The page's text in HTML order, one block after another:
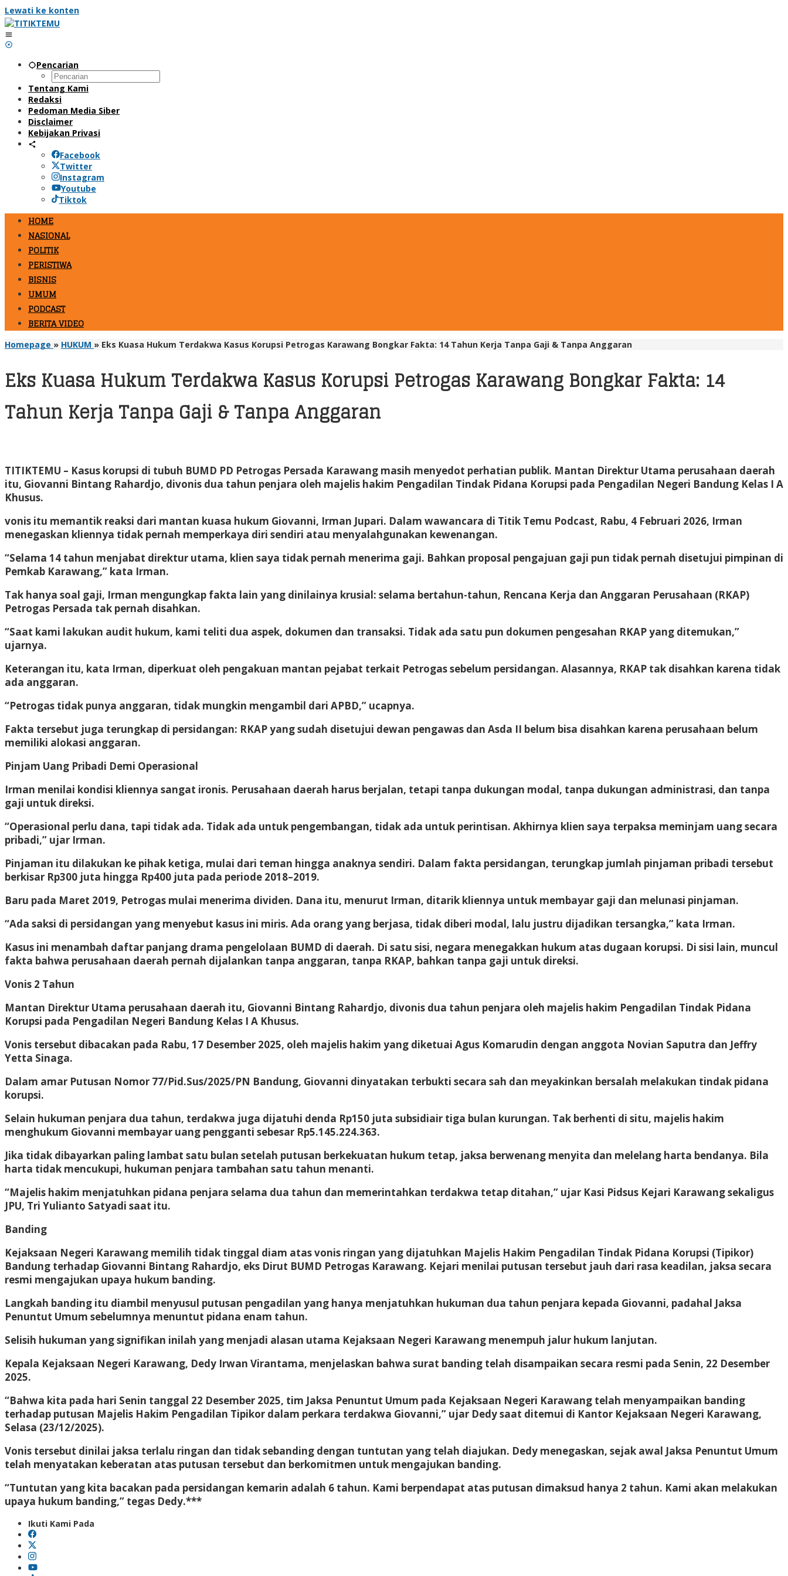
Lewati ke konten
Pencarian
Tentang Kami
Redaksi
Pedoman Media Siber
Disclaimer
Kebijakan Privasi
Facebook
Twitter
Instagram
Youtube
Tiktok
HOME
NASIONAL
POLITIK
PERISTIWA
BISNIS
UMUM
PODCAST
BERITA VIDEO
Homepage » HUKUM » Eks Kuasa Hukum Terdakwa Kasus Korupsi Petrogas Karawang Bongkar Fakta: 14 Tahun Kerja Tanpa Gaji & Tanpa Anggaran
Eks Kuasa Hukum Terdakwa Kasus Korupsi Petrogas Karawang Bongkar Fakta: 14
Tahun Kerja Tanpa Gaji & Tanpa Anggaran
TITIKTEMU – Kasus korupsi di tubuh BUMD PD Petrogas Persada Karawang masih menyedot perhatian publik. Mantan Direktur Utama perusahaan daerah
itu, Giovanni Bintang Rahardjo, divonis dua tahun penjara oleh majelis hakim Pengadilan Tindak Pidana Korupsi pada Pengadilan Negeri Bandung Kelas I A
Khusus.
vonis itu memantik reaksi dari mantan kuasa hukum Giovanni, Irman Jupari. Dalam wawancara di Titik Temu Podcast, Rabu, 4 Februari 2026, Irman
menegaskan kliennya tidak pernah memperkaya diri sendiri atau menyalahgunakan kewenangan.
“Selama 14 tahun menjabat direktur utama, klien saya tidak pernah menerima gaji. Bahkan proposal pengajuan gaji pun tidak pernah disetujui pimpinan di
Pemkab Karawang,” kata Irman.
Tak hanya soal gaji, Irman mengungkap fakta lain yang dinilainya krusial: selama bertahun-tahun, Rencana Kerja dan Anggaran Perusahaan (RKAP)
Petrogas Persada tak pernah disahkan.
“Saat kami lakukan audit hukum, kami teliti dua aspek, dokumen dan transaksi. Tidak ada satu pun dokumen pengesahan RKAP yang ditemukan,”
ujarnya.
Keterangan itu, kata Irman, diperkuat oleh pengakuan mantan pejabat terkait Petrogas sebelum persidangan. Alasannya, RKAP tak disahkan karena tidak
ada anggaran.
“Petrogas tidak punya anggaran, tidak mungkin mengambil dari APBD,” ucapnya.
Fakta tersebut juga terungkap di persidangan: RKAP yang sudah disetujui dewan pengawas dan Asda II belum bisa disahkan karena perusahaan belum
memiliki alokasi anggaran.
Pinjam Uang Pribadi Demi Operasional
Irman menilai kondisi kliennya sangat ironis. Perusahaan daerah harus berjalan, tetapi tanpa dukungan modal, tanpa dukungan administrasi, dan tanpa
gaji untuk direksi.
“Operasional perlu dana, tapi tidak ada. Tidak ada untuk pengembangan, tidak ada untuk perintisan. Akhirnya klien saya terpaksa meminjam uang secara
pribadi,” ujar Irman.
Pinjaman itu dilakukan ke pihak ketiga, mulai dari teman hingga anaknya sendiri. Dalam fakta persidangan, terungkap jumlah pinjaman pribadi tersebut
berkisar Rp300 juta hingga Rp400 juta pada periode 2018–2019.
Baru pada Maret 2019, Petrogas mulai menerima dividen. Dana itu, menurut Irman, ditarik kliennya untuk membayar gaji dan melunasi pinjaman.
“Ada saksi di persidangan yang menyebut kasus ini miris. Ada orang yang berjasa, tidak diberi modal, lalu justru dijadikan tersangka,” kata Irman.
Kasus ini menambah daftar panjang drama pengelolaan BUMD di daerah. Di satu sisi, negara menegakkan hukum atas dugaan korupsi. Di sisi lain, muncul
fakta bahwa perusahaan daerah pernah dijalankan tanpa anggaran, tanpa RKAP, bahkan tanpa gaji untuk direksi.
Vonis 2 Tahun
Mantan Direktur Utama perusahaan daerah itu, Giovanni Bintang Rahardjo, divonis dua tahun penjara oleh majelis hakim Pengadilan Tindak Pidana
Korupsi pada Pengadilan Negeri Bandung Kelas I A Khusus.
Vonis tersebut dibacakan pada Rabu, 17 Desember 2025, oleh majelis hakim yang diketuai Agus Komarudin dengan anggota Novian Saputra dan Jeffry
Yetta Sinaga.
Dalam amar Putusan Nomor 77/Pid.Sus/2025/PN Bandung, Giovanni dinyatakan terbukti secara sah dan meyakinkan bersalah melakukan tindak pidana
korupsi.
Selain hukuman penjara dua tahun, terdakwa juga dijatuhi denda Rp150 juta subsidiair tiga bulan kurungan. Tak berhenti di situ, majelis hakim
menghukum Giovanni membayar uang pengganti sebesar Rp5.145.224.363.
Jika tidak dibayarkan paling lambat satu bulan setelah putusan berkekuatan hukum tetap, jaksa berwenang menyita dan melelang harta bendanya. Bila
harta tidak mencukupi, hukuman penjara tambahan satu tahun menanti.
“Majelis hakim menjatuhkan pidana penjara selama dua tahun dan memerintahkan terdakwa tetap ditahan,” ujar Kasi Pidsus Kejari Karawang sekaligus
JPU, Tri Yulianto Satyadi saat itu.
Banding
Kejaksaan Negeri Karawang memilih tidak tinggal diam atas vonis ringan yang dijatuhkan Majelis Hakim Pengadilan Tindak Pidana Korupsi (Tipikor)
Bandung terhadap Giovanni Bintang Rahardjo, eks Dirut BUMD Petrogas Karawang. Kejari menilai putusan tersebut jauh dari rasa keadilan, jaksa secara
resmi mengajukan upaya hukum banding.
Langkah banding itu diambil menyusul putusan pengadilan yang hanya menjatuhkan hukuman dua tahun penjara kepada Giovanni, padahal Jaksa
Penuntut Umum sebelumnya menuntut pidana enam tahun.
Selisih hukuman yang signifikan inilah yang menjadi alasan utama Kejaksaan Negeri Karawang menempuh jalur hukum lanjutan.
Kepala Kejaksaan Negeri Karawang, Dedy Irwan Virantama, menjelaskan bahwa surat banding telah disampaikan secara resmi pada Senin, 22 Desember
2025.
“Bahwa kita pada hari Senin tanggal 22 Desember 2025, tim Jaksa Penuntut Umum pada Kejaksaan Negeri Karawang telah menyampaikan banding
terhadap putusan Majelis Hakim Pengadilan Tipikor dalam perkara terdakwa Giovanni,” ujar Dedy saat ditemui di Kantor Kejaksaan Negeri Karawang,
Selasa (23/12/2025).
Vonis tersebut dinilai jaksa terlalu ringan dan tidak sebanding dengan tuntutan yang telah diajukan. Dedy menegaskan, sejak awal Jaksa Penuntut Umum
telah menyatakan keberatan atas putusan tersebut dan berkomitmen untuk mengajukan banding.
“Tuntutan yang kita bacakan pada persidangan kemarin adalah 6 tahun. Kami berpendapat atas putusan dimaksud hanya 2 tahun. Kami akan melakukan
upaya hukum banding,” tegas Dedy.***
Ikuti Kami Pada